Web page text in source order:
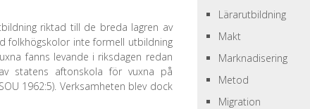
riktad till de breda lagren av
folkhögskolor inte formell utbildning
fanns levande i riksdagen redan
statens aftonskola för vuxna på
1962:5). Verksamheten blev dock
Lärarutbildning
Makt
Marknadisering
Metod
Migration